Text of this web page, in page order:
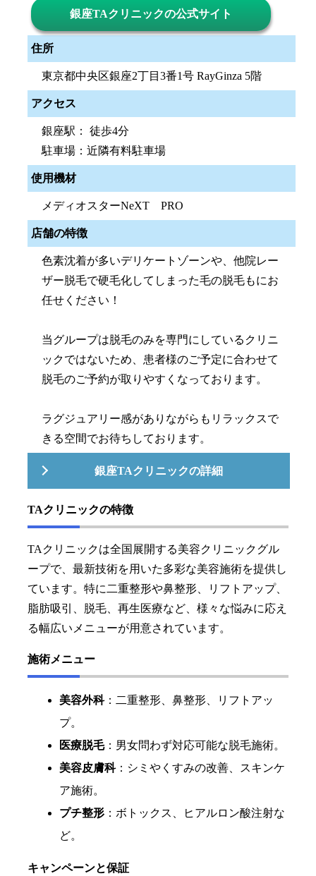
銀座TAクリニックの公式サイト
住所
東京都中央区銀座2丁目3番1号 RayGinza 5階
アクセス
銀座駅： 徒歩4分
駐車場：近隣有料駐車場
使用機材
メディオスターNeXT PRO
店舗の特徴
色素沈着が多いデリケートゾーンや、他院レー
ザー脱毛で硬毛化してしまった毛の脱毛もにお
任せください！
当グループは脱毛のみを専門にしているクリニ
ックではないため、患者様のご予定に合わせて
脱毛のご予約が取りやすくなっております。
ラグジュアリー感がありながらもリラックスで
きる空間でお待ちしております。
銀座TAクリニックの詳細
TAクリニックの特徴
TAクリニックは全国展開する美容クリニックグル
ープで、最新技術を用いた多彩な美容施術を提供し
ています。特に二重整形や鼻整形、リフトアップ、
脂肪吸引、脱毛、再生医療など、様々な悩みに応え
る幅広いメニューが用意されています。
施術メニュー
美容外科：二重整形、鼻整形、リフトアッ
プ。
医療脱毛：男女問わず対応可能な脱毛施術。
美容皮膚科：シミやくすみの改善、スキンケ
ア施術。
プチ整形 ：ボトックス、ヒアルロン酸注射な
ど。
キャンペーンと保証